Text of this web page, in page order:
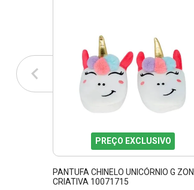
PREÇO EXCLUSIVO
PANTUFA CHINELO UNICÓRNIO G
CRIATIVA 10071715